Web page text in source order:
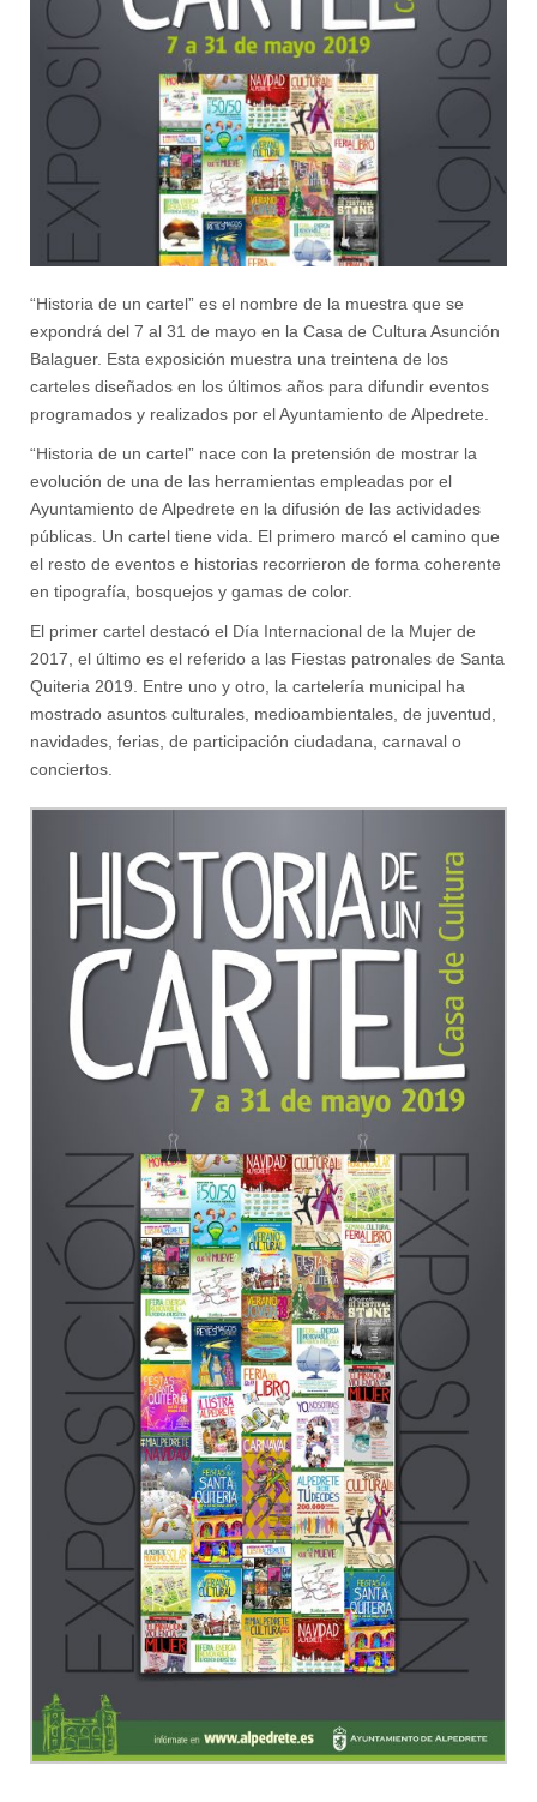
“Historia de un cartel” es el nombre de la muestra que se
expondrá del 7 al 31 de mayo en la Casa de Cultura Asunción
Balaguer. Esta exposición muestra una treintena de los
carteles diseñados en los últimos años para difundir eventos
programados y realizados por el Ayuntamiento de Alpedrete.
“Historia de un cartel” nace con la pretensión de mostrar la
evolución de una de las herramientas empleadas por el
Ayuntamiento de Alpedrete en la difusión de las actividades
públicas. Un cartel tiene vida. El primero marcó el camino que
el resto de eventos e historias recorrieron de forma coherente
en tipografía, bosquejos y gamas de color.
El primer cartel destacó el Día Internacional de la Mujer de
2017, el último es el referido a las Fiestas patronales de Santa
Quiteria 2019. Entre uno y otro, la cartelería municipal ha
mostrado asuntos culturales, medioambientales, de juventud,
navidades, ferias, de participación ciudadana, carnaval o
conciertos.